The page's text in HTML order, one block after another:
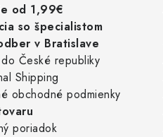
od 1,99€
so špecialistom
v Bratislave
České republiky
Shipping
obchodné podmienky
poriadok